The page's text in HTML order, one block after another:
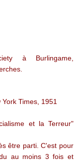
à Burlingame,
Times, 1951
et la Terreur"
être parti. C'est pour
au moins 3 fois et